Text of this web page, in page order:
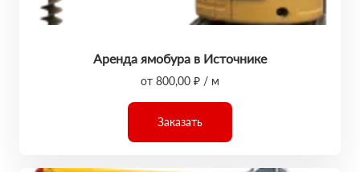
Аренда ямобура в Источнике
от 800,00 ₽ / м
Заказать